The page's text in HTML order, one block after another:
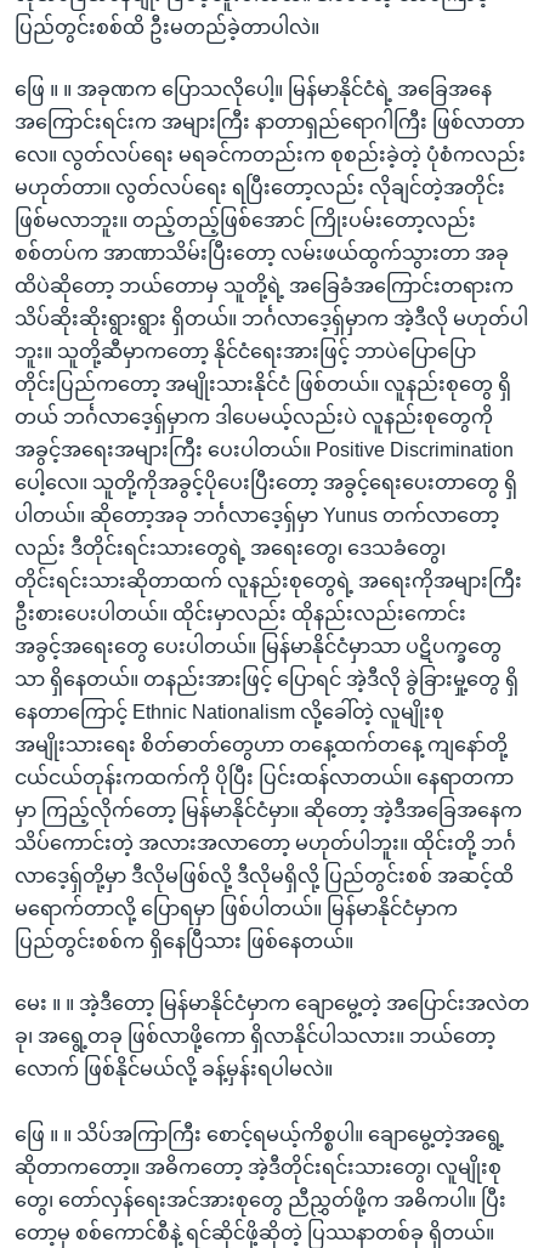
ပြည်တွင်းစစ်ထိ ဦးမတည်ခဲ့တာပါလဲ။
ဖြေ ။ ။ အခုဏက ပြောသလိုပေါ့။ မြန်မာနိုင်ငံရဲ့ အခြေအနေ
အကြောင်းရင်းက အများကြီး နာတာရှည်ရောဂါကြီး ဖြစ်လာတာ
လေ။ လွတ်လပ်ရေး မရခင်ကတည်းက စုစည်းခဲ့တဲ့ ပုံစံကလည်း
မဟုတ်တာ။ လွတ်လပ်ရေး ရပြီးတော့လည်း လိုချင်တဲ့အတိုင်း
ဖြစ်မလာဘူး။ တည့်တည့်ဖြစ်အောင် ကြိုးပမ်းတော့လည်း
စစ်တပ်က အာဏာသိမ်းပြီးတော့ လမ်းဖယ်ထွက်သွားတာ အခု
ထိပဲဆိုတော့ ဘယ်တောမှ သူတို့ရဲ့ အခြေခံအကြောင်းတရားက
သိပ်ဆိုးဆိုးရွားရွား ရှိတယ်။ ဘင်္ဂလာ‌ဒေ့ရှ်မှာက အဲ့ဒီလို မဟုတ်ပါ
ဘူး။ သူတို့ဆီမှာကတော့ နိုင်ငံရေးအားဖြင့် ဘာပဲပြောပြော
တိုင်းပြည်ကတော့ အမျိုးသားနိုင်ငံ ဖြစ်တယ်။ လူနည်းစုတွေ ရှိ
တယ် ဘင်္ဂလာ‌ဒေ့ရှ်မှာက ဒါပေမယ့်လည်းပဲ လူနည်းစုတွေကို
အခွင့်အရေးအများကြီး ပေးပါတယ်။ Positive Discrimination
ပေါ့လေ။ သူတို့ကိုအခွင့်ပိုပေးပြီးတော့ အခွင့်ရေးပေးတာတွေ ရှိ
ပါတယ်။ ဆိုတော့အခု ဘင်္ဂလာ‌ဒေ့ရှ်မှာ Yunus တက်လာတော့
လည်း ဒီတိုင်းရင်းသားတွေရဲ့ အရေးတွေ၊ ဒေသခံတွေ၊
တိုင်းရင်းသားဆိုတာထက် လူနည်းစုတွေရဲ့ အရေးကိုအများကြီး
ဦးစားပေးပါတယ်။ ထိုင်းမှာလည်း ထိုနည်းလည်းကောင်း
အခွင့်အရေးတွေ ပေးပါတယ်။ မြန်မာနိုင်ငံမှာသာ ပဋိပက္ခတွေ
သာ ရှိနေတယ်။ တနည်းအားဖြင့် ပြောရင် အဲ့ဒီလို ခွဲခြားမှု့တွေ ရှိ
နေတာကြောင့် Ethnic Nationalism လို့ခေါ်တဲ့ လူမျိုးစု
အမျိုးသားရေး စိတ်ဓာတ်တွေဟာ တနေ့ထက်တနေ့ ကျနော်တို့
ငယ်ငယ်တုန်းကထက်ကို ပိုပြီး ပြင်းထန်လာတယ်။ နေရာတကာ
မှာ ကြည့်လိုက်တော့ မြန်မာနိုင်ငံမှာ။ ဆိုတော့ အဲ့ဒီအခြေအနေက
သိပ်ကောင်းတဲ့ အလားအလာတော့ မဟုတ်ပါဘူး။ ထိုင်းတို့ ဘင်္ဂ
လာ‌ဒေ့ရှ်တို့မှာ ဒီလိုမဖြစ်လို့ ဒီလိုမရှိလို့ ပြည်တွင်းစစ် အဆင့်ထိ
မ‌ရောက်တာလို့ ပြောရမှာ ဖြစ်ပါတယ်။ မြန်မာနိုင်ငံမှာက
ပြည်တွင်းစစ်က ရှိနေပြီသား ဖြစ်နေတယ်။
မေး ။ ။ အဲ့ဒီတော့ မြန်မာနိုင်ငံမှာက ချောမွေ့တဲ့ အပြောင်းအလဲတ
ခု၊ အ‌ရွေ့တခု ဖြစ်လာဖို့ကော ရှိလာနိုင်ပါသလား။ ဘယ်တော့
လောက် ဖြစ်နိုင်မယ်လို့ ခန့်မှန်းရပါမလဲ။
ဖြေ ။ ။ သိပ်အကြာကြီး စောင့်ရမယ့်ကိစ္စပါ။ ချောမွေ့တဲ့အ‌ရွေ့
ဆိုတာကတော့။ အဓိကတော့ အဲ့ဒီတိုင်းရင်းသားတွေ၊ လူမျိုးစု
တွေ၊ တော်လှန်ရေးအင်အားစုတွေ ညီညွှတ်ဖို့က အဓိကပါ။ ပြီး
တော့မှ စစ်ကောင်စီနဲ့ ရင်ဆိုင်ဖို့ဆိုတဲ့ ပြဿနာတစ်ခု ရှိတယ်။